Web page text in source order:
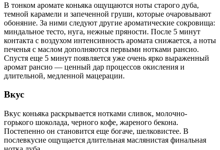
В тонком аромате коньяка ощущаются ноты старого дуба,
темной карамели и запеченной груши, которые очаровывают
обоняние. За ними следуют другие ароматические сокровища:
миндальное тесто, нуга, нежные пряности. После 5 минут
контакта с воздухом интенсивность аромата снижается, а ноты
печенья с маслом дополняются первыми нотками рансио.
Спустя еще 5 минут появляется уже очень ярко выраженный
аромат рансио — ценный дар процессов окисления и
длительной, медленной мацерации.
Вкус
Вкус коньяка раскрывается нотками сливок, молочно-
горького шоколада, черного кофе, жареного бекона.
Постепенно он становится еще богаче, шелковистее. В
послевкусие ощущается длительная маслянистая финальная